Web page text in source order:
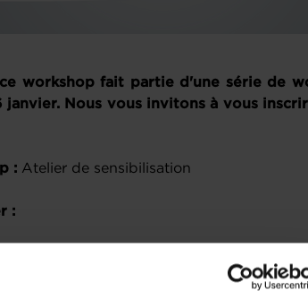
workshop fait partie d'une série de
janvier. Nous vous invitons à vous
: Atelier de sensibilisation
:
les jeunes entreprises dans la
découvriront les bases du